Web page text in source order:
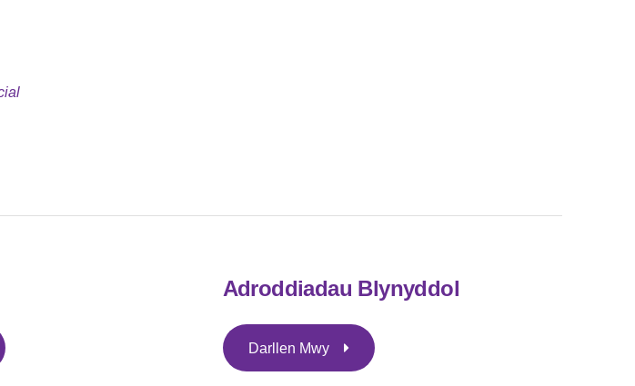
Adroddiadau Blynyddol
Darllen Mwy